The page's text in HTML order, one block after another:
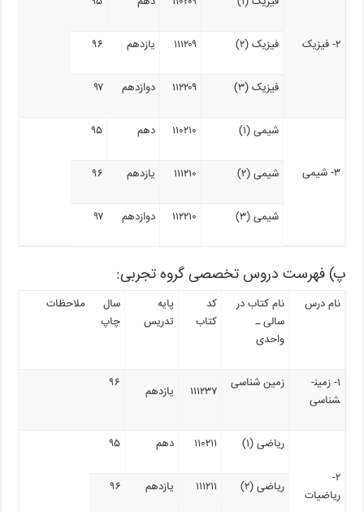
۲- فیزیک فیزیک (۲) ۱۱۱۲۰۹ یازدهم ۹۶
فیزیک (۳) ۱۱۲۲۰۹ دوازدهم ۹۷
۳- شیمی
شیمی (۱) ۱۱۰۲۱۰ دهم ۹۵
شیمی (۲) ۱۱۱۲۱۰ یازدهم ۹۶
شیمی (۳) ۱۱۲۲۱۰ دوازدهم ۹۷
پ) فهرست دروس تخصصی گروه تجربی:
نام درس
نام کتاب در
سالی ـ
واحدی
کد
کتاب
پایه
تدریس
سال
چاپ
ملاحظات
۱- زمین­
شناسی
زمین شناسی
۱۱۱۲۳۷ یازدهم
۹۶
۲-
ریاضیات
ریاضی (۱) ۱۱۰۲۱۱ دهم ۹۵
ریاضی (۲) ۱۱۱۲۱۱ یازدهم ۹۶